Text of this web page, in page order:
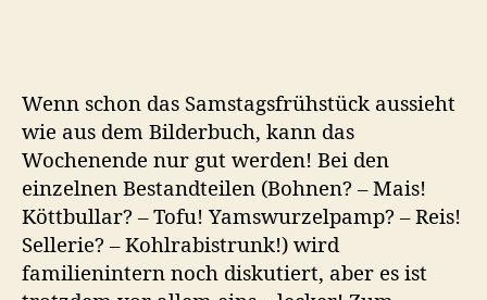
dem
Bilderbuch
macht
–
Wochenende
in
Bildern
Wenn schon das Samstagsfrühstück aussieht
wie aus dem Bilderbuch, kann das
Wochenende nur gut werden! Bei den
einzelnen Bestandteilen (Bohnen? – Mais!
Köttbullar? – Tofu! Yamswurzelpamp? – Reis!
Sellerie? – Kohlrabistrunk!) wird
familienintern noch diskutiert, aber es ist